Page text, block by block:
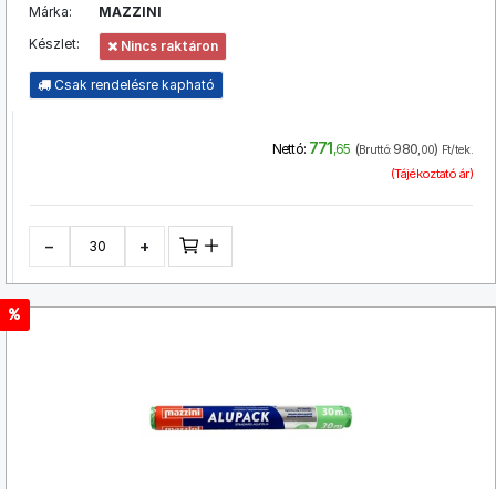
Márka:
MAZZINI
Készlet:
Nincs raktáron
Csak rendelésre kapható
Nettó: 771,65 (Bruttó: 980,00) Ft/tek.
(Tájékoztató ár)
− +